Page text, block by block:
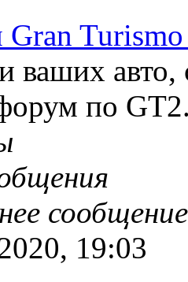
ваших авто,
по
сообщение
19:03